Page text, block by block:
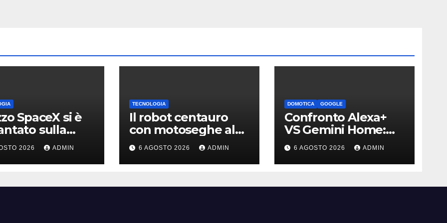
SpaceX si è
sulla
ma i video
erano quasi
2026 ADMIN
TECNOLOGIA
Il robot centauro
con motoseghe al
posto delle mani è
pronto per le
missioni impossibili
6 AGOSTO 2026 ADMIN
DOMOTICA GOOGLE
Confronto Alexa+
VS Gemini Home:
qual è l’assistente
migliore | Video
6 AGOSTO 2026 ADMIN